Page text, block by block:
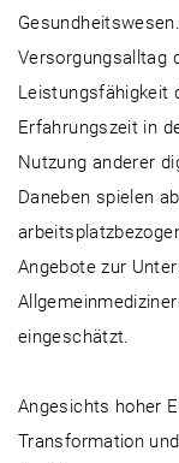
Versorgungsalltag
Leistungsfähigkeit
Erfahrungszeit in
Nutzung anderer
Daneben spielen
Angebote zur
eingeschätzt.
Angesichts hoher
Transformation